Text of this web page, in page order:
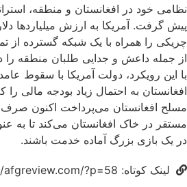
نظامی خود در افغانستان و منطقه،
پیش گرفت. آمریکا به ارزش میلیاردها
چریکی را همراه با یک شبکه گسترده از
از جمله داعش و جدایی طلبان منطقه را
با این رویکرد، دولت آمریکا با سقوط
افغانستان به احتمال زیاد بودجه مالی را
مسلح افغانستان می‌پرداخت اکنون
مستقر در خاک افغانستان می‌کند تا به
در یک بازی بزرگ آماده خدمت باشند.
لینک کوتاه: https://afgreview.com/?p=58